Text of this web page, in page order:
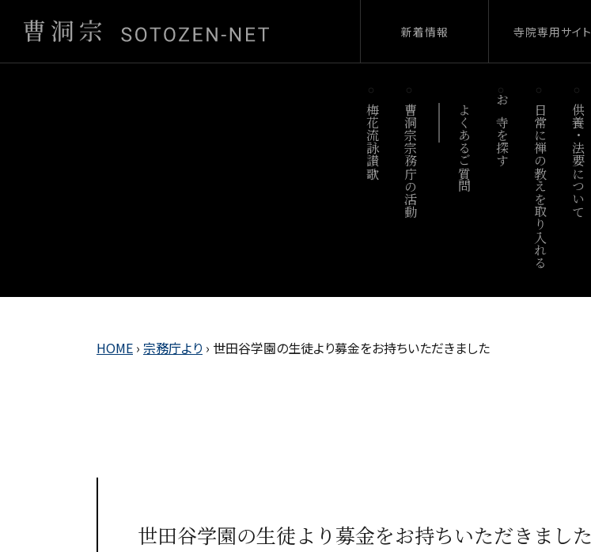
新着情報 寺院専用サイト
梅花流詠讃歌 曹洞宗宗務庁の活動 よくあるご質問 お寺を探す 日常に禅の教えを取り入れる 供養・法要について
HOME › 宗務庁より › 世田谷学園の生徒より募金をお持ちいただきました
世田谷学園の生徒より募金をお持ちいただきました